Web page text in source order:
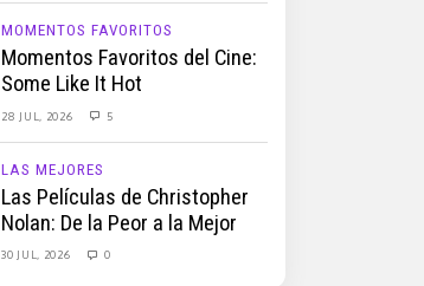
MOMENTOS FAVORITOS
Momentos Favoritos del Cine:
Some Like It Hot
28 JUL, 2026 5
LAS MEJORES
Las Películas de Christopher
Nolan: De la Peor a la Mejor
30 JUL, 2026 0